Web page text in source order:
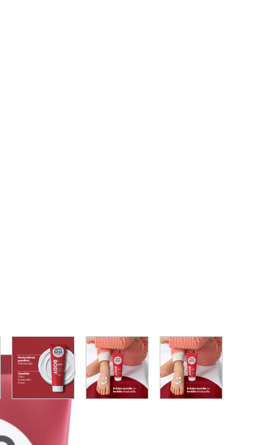
imageView larger imageView larger imageView larger